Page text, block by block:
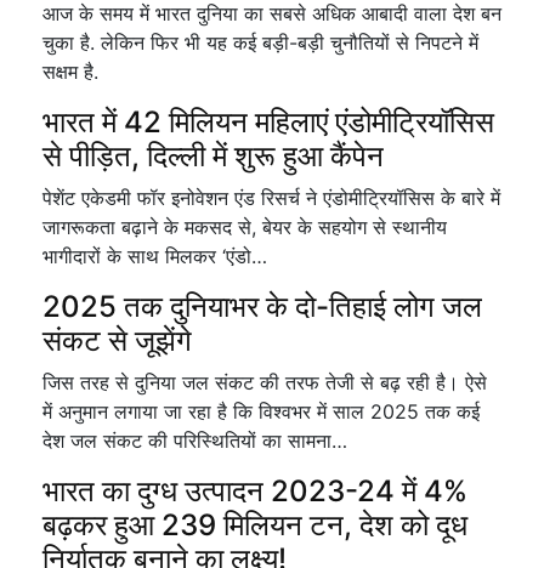
आज के समय में भारत दुनिया का सबसे अधिक आबादी वाला देश बन
चुका है. लेकिन फिर भी यह कई बड़ी-बड़ी चुनौतियों से निपटने में
सक्षम है.
भारत में 42 मिलियन महिलाएं एंडोमीट्रियॉसिस
से पीड़ित, दिल्ली में शुरू हुआ कैंपेन
पेशेंट एकेडमी फॉर इनोवेशन एंड रिसर्च ने एंडोमीट्रियॉसिस के बारे में
जागरूकता बढ़ाने के मकसद से, बेयर के सहयोग से स्थानीय
भागीदारों के साथ मिलकर ‘एंडो…
2025 तक दुनियाभर के दो-तिहाई लोग जल
संकट से जूझेंगे
जिस तरह से दुनिया जल संकट की तरफ तेजी से बढ़ रही है। ऐसे
में अनुमान लगाया जा रहा है कि विश्वभर में साल 2025 तक कई
देश जल संकट की परिस्थितियों का सामना…
भारत का दुग्ध उत्पादन 2023-24 में 4%
बढ़कर हुआ 239 मिलियन टन, देश को दूध
निर्यातक बनाने का लक्ष्य!